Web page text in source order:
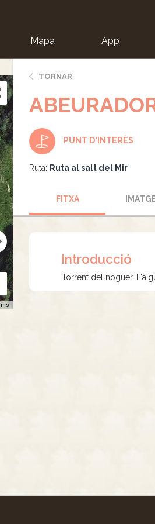
Mapa App
TORNAR
PUNT D'INTERÈS
Ruta: Ruta al salt del Mir
FITXA
Introducció
Torrent del noguer.